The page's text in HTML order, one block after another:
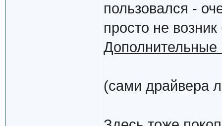
пользовался -
просто не
Дополнительные
(сами драйвера